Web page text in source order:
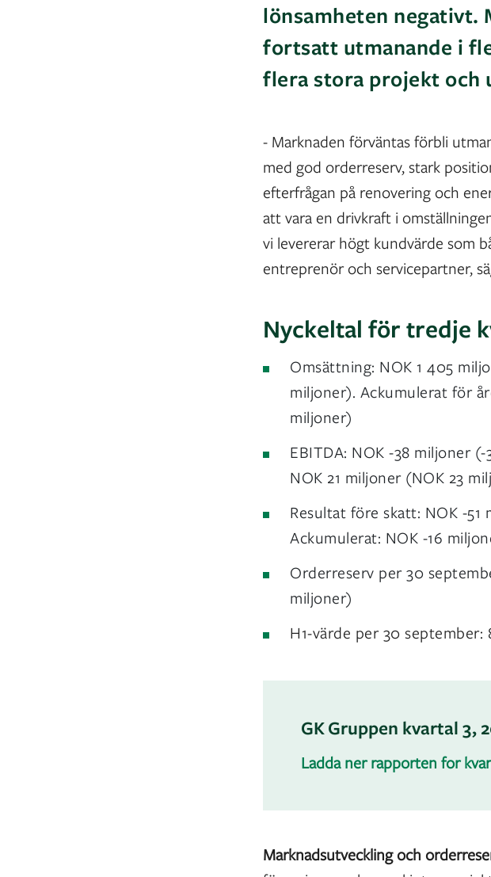
lönsamheten negativt.
fortsatt utmanande i
flera stora projekt och
- Marknaden förväntas förbli
med god orderreserv, stark
efterfrågan på renovering och
att vara en drivkraft i
vi levererar högt kundvärde som
entreprenör och servicepartner,
Nyckeltal för tredje
Omsättning: NOK 1 405
miljoner). Ackumulerat för
miljoner)
EBITDA: NOK -38 miljoner
NOK 21 miljoner (NOK 23
Resultat före skatt: NOK -
Ackumulerat: NOK -16
Orderreserv per 30
miljoner)
H1-värde per 30 september:
GK Gruppen kvartal 3,
Ladda ner rapporten for
Marknadsutveckling och